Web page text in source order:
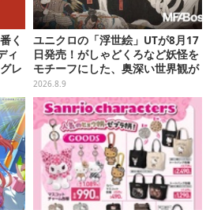
く
ィ
レ
ユニクロの「浮世絵」UTが8月17
日発売！がしゃどくろなど妖怪を
モチーフにした、奥深い世界観が
最高にオシャレ
2026.8.9